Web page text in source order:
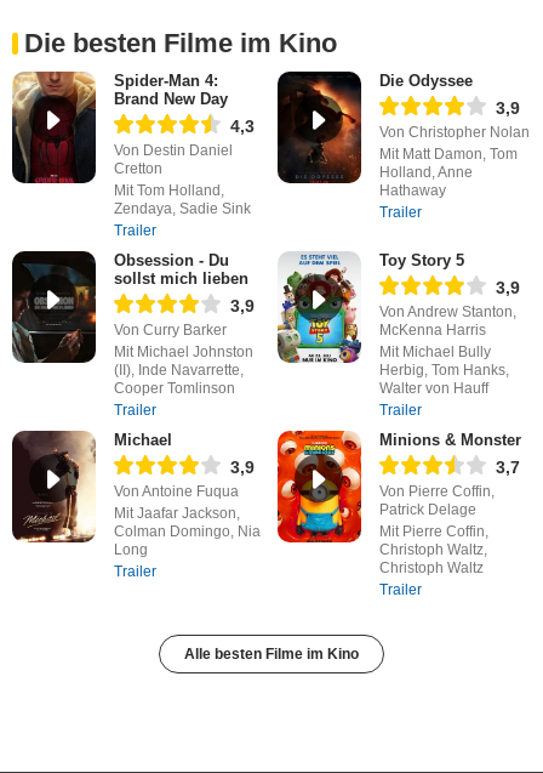
Die besten Filme im Kino
Spider-Man 4:
Brand New Day
4,3
Von Destin Daniel
Cretton
Mit Tom Holland,
Zendaya, Sadie Sink
Trailer
Die Odyssee
3,9
Von Christopher Nolan
Mit Matt Damon, Tom
Holland, Anne
Hathaway
Trailer
Obsession - Du
sollst mich lieben
3,9
Von Curry Barker
Mit Michael Johnston
(II), Inde Navarrette,
Cooper Tomlinson
Trailer
Toy Story 5
3,9
Von Andrew Stanton,
McKenna Harris
Mit Michael Bully
Herbig, Tom Hanks,
Walter von Hauff
Trailer
Michael
3,9
Von Antoine Fuqua
Mit Jaafar Jackson,
Colman Domingo, Nia
Long
Trailer
Minions & Monster
3,7
Von Pierre Coffin,
Patrick Delage
Mit Pierre Coffin,
Christoph Waltz,
Christoph Waltz
Trailer
Alle besten Filme im Kino